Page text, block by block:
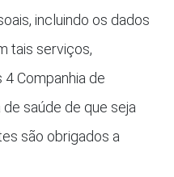
incluindo os dados
tais serviços,
Companhia de
saúde de que seja
são obrigados a